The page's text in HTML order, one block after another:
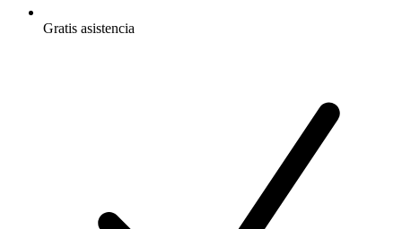
Gratis asistencia